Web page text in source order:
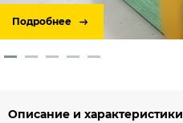
Подробнее
Описание и характеристики